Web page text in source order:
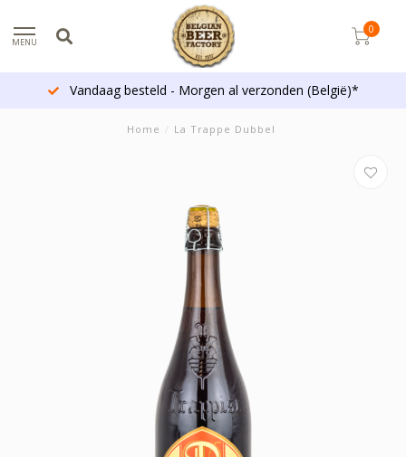
MENU
0
Vandaag besteld - Morgen al verzonden (België)*
Home / La Trappe Dubbel